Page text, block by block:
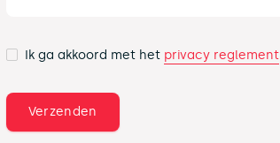
Ik ga akkoord met het privacy reglement